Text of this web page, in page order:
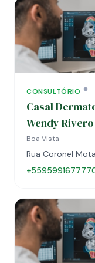
CONSULTÓRIO
Casal
Wendy Rivero
Boa Vista
Rua Coronel